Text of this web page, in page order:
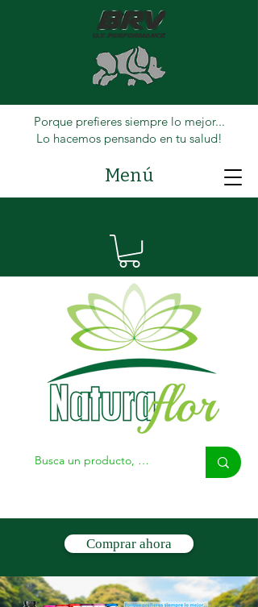
Porque prefieres siempre lo mejor...
Lo hacemos pensando en tu salud!
Menú
Comprar ahora